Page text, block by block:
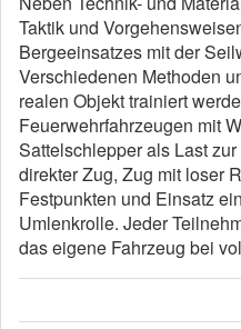
Taktik und
Bergeeinsatzes mit der
Verschiedenen Methoden
realen Objekt trainiert
Feuerwehrfahrzeugen mit
Sattelschlepper als Last
direkter Zug, Zug mit loser
Festpunkten und Einsatz
Umlenkrolle. Jeder
das eigene Fahrzeug bei